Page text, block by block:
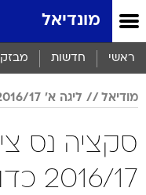
מונדיאל
ראשי חדשות
מודיאל ליגה א' 2016/17
סקציה נס
2016/17 כדורגל